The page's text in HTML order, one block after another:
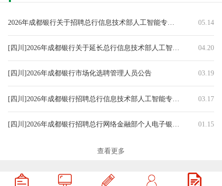
2026年成都银行关于招聘总行信息技术部人工智能专家等岗位的资格
05.14
[四川]2026年成都银行关于延长总行信息技术部人工智能专家等岗位
04.20
[四川]2026年成都银行市场化选聘管理人员公告 03.19
[四川]2026年成都银行招聘总行信息技术部人工智能专家等岗位公告
03.17
[四川]2026年成都银行招聘总行网络金融部个人电子银行产品设计岗
01.15
[四川]2025年成都银行招聘总行专职信用审批人等岗位公告
[重庆/四川/陕西]2026年成都银行秋季校园招聘（第二批次）公告11.13
查看更多